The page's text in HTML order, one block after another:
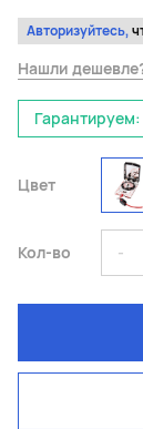
Авторизуйтесь,
Нашли
Гарантируем:
Цвет
Кол-во -